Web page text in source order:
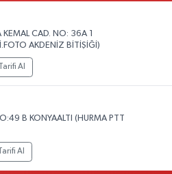
CAD. NO: 36A 1
AKDENİZ BİTİŞİĞİ)
Al
B KONYAALTI (HURMA PTT
Al